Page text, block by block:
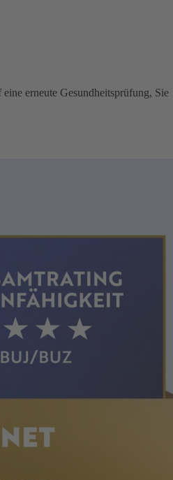
erneute Gesundheitsprüfung, Sie